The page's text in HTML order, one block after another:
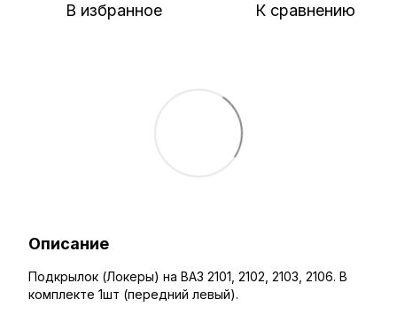
В избранное К сравнению
Описание
Подкрылок (Локеры) на ВАЗ 2101, 2102, 2103, 2106. В
комплекте 1шт (передний левый).